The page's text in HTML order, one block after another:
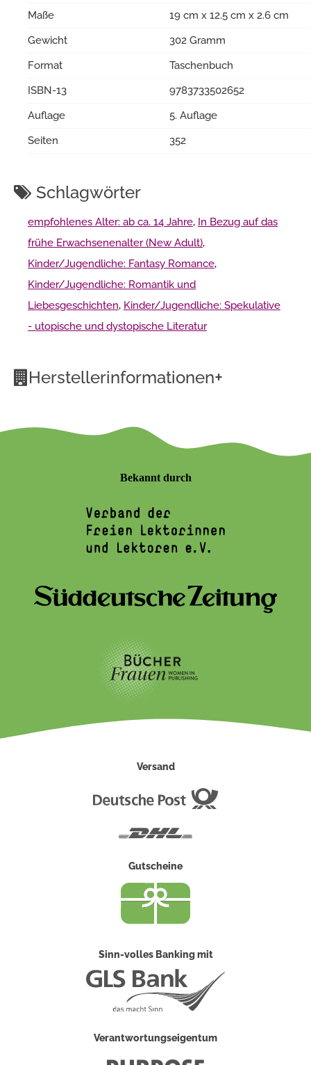
Maße
19 cm x 12.5 cm x 2.6 cm
Gewicht
302 Gramm
Format
Taschenbuch
ISBN-13
9783733502652
Auflage
5. Auflage
Seiten
352
Schlagwörter
empfohlenes Alter: ab ca. 14 Jahre, In Bezug auf das
frühe Erwachsenenalter (New Adult),
Kinder/Jugendliche: Fantasy Romance,
Kinder/Jugendliche: Romantik und
Liebesgeschichten, Kinder/Jugendliche: Spekulative
- utopische und dystopische Literatur
Herstellerinformationen+
Bekannt durch
Versand
Gutscheine
Sinn-volles Banking mit
Verantwortungseigentum